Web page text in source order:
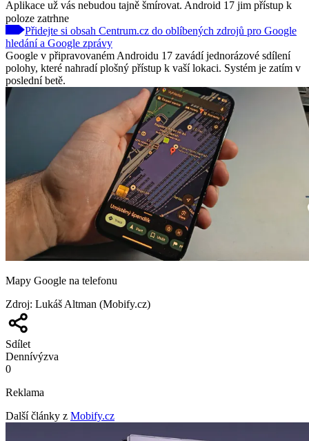
Aplikace už vás nebudou tajně šmírovat. Android 17 jim přístup k
poloze zatrhne
Přidejte si obsah Centrum.cz do oblíbených zdrojů pro Google
hledání a Google zprávy
Google v připravovaném Androidu 17 zavádí jednorázové sdílení
polohy, které nahradí plošný přístup k vaší lokaci. Systém je zatím v
poslední betě.
Mapy Google na telefonu
Zdroj: Lukáš Altman (Mobify.cz)
Sdílet
Dennívýzva
0
Reklama
Další články z Mobify.cz